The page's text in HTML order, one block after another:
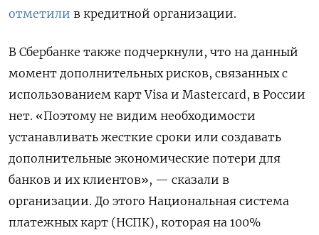
отметили в кредитной организации.
В Сбербанке также подчеркнули, что на данный
момент дополнительных рисков, связанных с
использованием карт Visa и Mastercard, в России
нет. «Поэтому не видим необходимости
устанавливать жесткие сроки или создавать
дополнительные экономические потери для
банков и их клиентов», — сказали в
организации. До этого Национальная система
платежных карт (НСПК), которая на 100%